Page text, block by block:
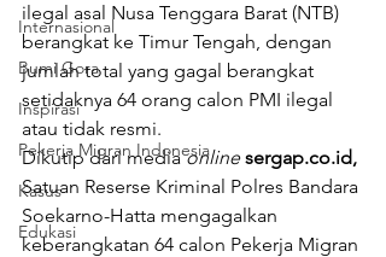
Internasional
Bumi Gora
Inspirasi
Pekerja Migran Indonesia
Kasus
Edukasi
ilegal asal Nusa Tenggara Barat (NTB)
berangkat ke Timur Tengah, dengan
jumlah total yang gagal berangkat
setidaknya 64 orang calon PMI ilegal
atau tidak resmi.
Dikutip dari media online sergap.co.id,
Satuan Reserse Kriminal Polres Bandara
Soekarno-Hatta mengagalkan
keberangkatan 64 calon Pekerja Migran